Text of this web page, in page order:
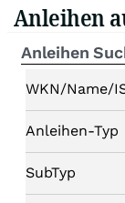
Anleihen
Anleihen
WKN/Name/
Anleihen-Typ
SubTyp